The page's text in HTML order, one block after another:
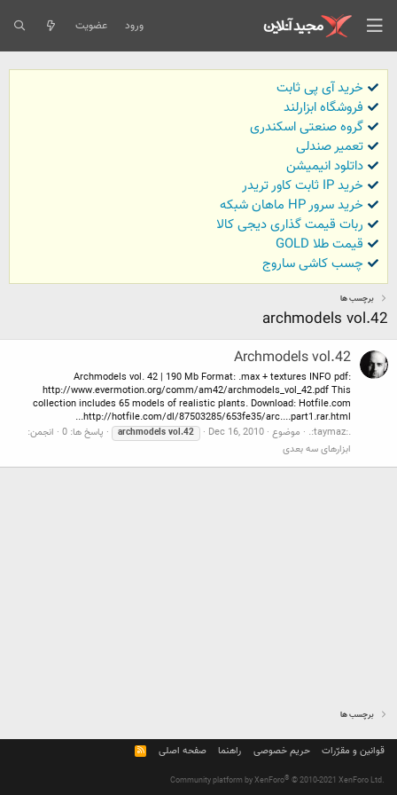
ورود عضویت
خرید آی پی ثابت
فروشگاه ابزارلند
گروه صنعتی اسکندری
تعمیر صندلی
داتلود انیمیشن
خرید IP ثابت کاور تریدر
خرید سرور HP ماهان شبکه
ربات قیمت گذاری دیجی کالا
قیمت طلا GOLD
چسب کاشی ساروج
برچسب ها
archmodels vol.42
Archmodels vol.42
Archmodels vol. 42 | 190 Mb Format: .max + textures INFO pdf:
http://www.evermotion.org/comm/am42/archmodels_vol_42.pdf This
collection includes 65 models of realistic plants. Download: Hotfile.com
http://hotfile.com/dl/87503285/653fe35/arc....part1.rar.html...
.:taymaz:.
موضوع Dec 16, 2010
archmodels vol.42 پاسخ ها: 0
انجمن:
ابزارهای سه بعدی
برچسب ها
قوانین و مقرّرات حریم خصوصی راهنما صفحه اصلی
R
S
Community platform by XenForo® © 2010-2021 XenForo Ltd.